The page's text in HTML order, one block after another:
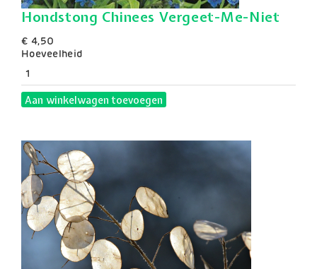
Hondstong Chinees Vergeet-Me-Niet
€ 4,50
Hoeveelheid
Aan winkelwagen toevoegen